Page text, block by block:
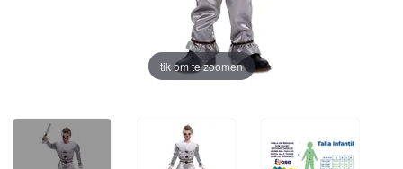
tik om te zoomen